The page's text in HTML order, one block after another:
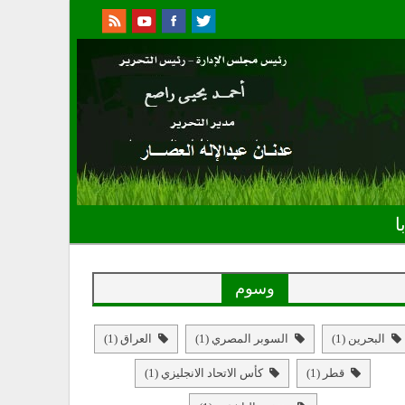
وسوم
البحرين (1) السوبر المصري (1) العراق (1)
قطر (1) كأس الاتحاد الانجليزي (1)